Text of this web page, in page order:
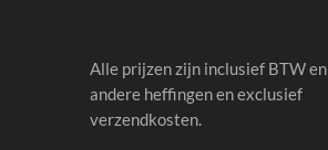
Alle prijzen zijn inclusief BTW en
andere heffingen en exclusief
verzendkosten.